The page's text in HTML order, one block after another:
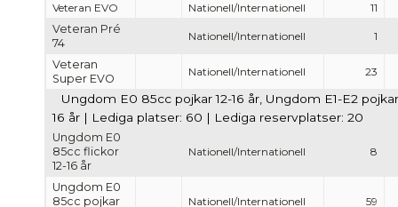
Veteran EVO Nationell/Internationell
11
Veteran Pré
74
Nationell/Internationell 1
Veteran
Super EVO
Nationell/Internationell 23
Ungdom E0 85cc pojkar 12-16 år, Ungdom E1-E2
16 år | Lediga platser: 60 | Lediga reservplatser: 20
Ungdom E0
85cc flickor
12-16 år
Nationell/Internationell 8
Ungdom E0
85cc pojkar
Nationell/Internationell 59